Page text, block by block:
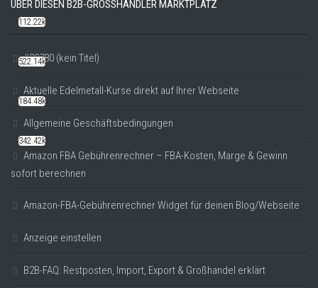
ÜBER DIESEN B2B-GROSSHÄNDLER MARKTPLATZ
#20780 (kein Titel)
Aktuelle Edelmetall-Kurse direkt auf Ihrer Webseite
Allgemeine Geschäftsbedingungen
Amazon FBA Gebührenrechner – FBA-Kosten, Marge & Gewinn
sofort berechnen
Amazon-FBA-Gebührenrechner Widget für deinen Blog/Webseite
Anzeige einstellen
B2B-FAQ: Restposten, Import, Export & Großhandel erklärt
112.22k
522.14k
184.48k
342.42k